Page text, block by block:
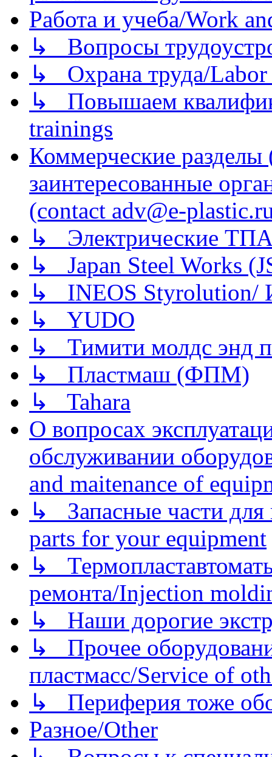
Работа и учеба/Work
↳ Вопросы
↳ Охрана труда/Labor
↳ Повышаем
trainings
Коммерческие
заинтересованные
(contact adv@e-
↳ Электрические
↳ Japan Steel Works
↳ INEOS
↳ YUDO
↳ Тимити молдс энд
↳ Пластмаш (ФПМ)
↳ Tahara
О вопросах
обслуживании
and maitenance of
↳ Запасные части для
parts for your equipment
↳
ремонта/Injection
↳ Наши дорогие
↳ Прочее
пластмасс/Service of
↳ Периферия тоже
Разное/Other